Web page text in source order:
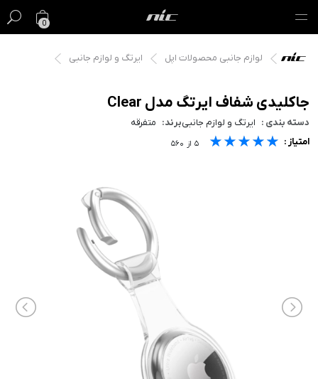
0
گیفت کارت
فروش ویژه
مک
قیمت روز
لوازم جانبی محصولات اپل ایرتگ و لوازم جانبی
جاکلیدی شفاف ایرتگ مدل Clear
دسته بندی : ایرتگ و لوازم جانبیبرند: متفرقه
امتیاز : ★★★★★
★★★★★
★★★★★ ۵ از ۵۶۰